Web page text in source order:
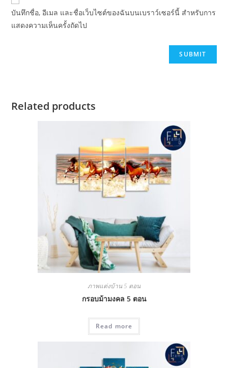
บันทึกชื่อ, อีเมล และชื่อเว็บไซต์ของฉันบนเบราว์เซอร์นี้ สำหรับการ
แสดงความเห็นครั้งถัดไป
Related products
ภาพแต่งบ้าน 5 ตอน
กรอบม้ามงคล 5 ตอน
Read more